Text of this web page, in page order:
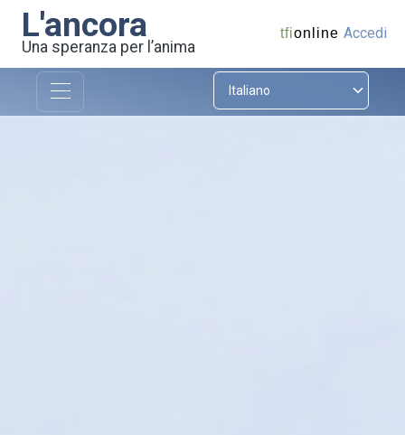
L'ancora
Una speranza per l’anima
tfionline Accedi